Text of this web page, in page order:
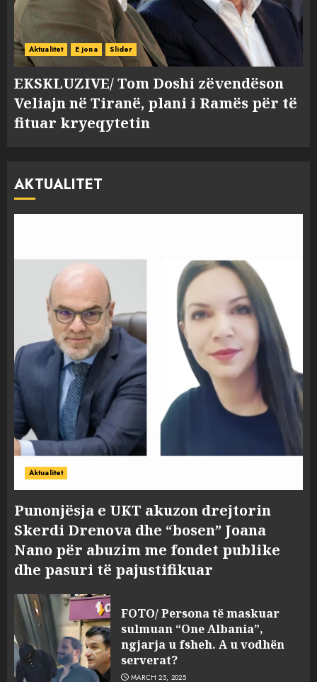
Aktualitet E jona Slider
EKSKLUZIVE/ Tom Doshi zëvendëson
Veliajn në Tiranë, plani i Ramës për të
fituar kryeqytetin
AKTUALITET
Aktualitet
Punonjësja e UKT akuzon drejtorin
Skerdi Drenova dhe “bosen” Joana
Nano për abuzim me fondet publike
dhe pasuri të pajustifikuar
FOTO/ Persona të maskuar
sulmuan “One Albania”,
ngjarja u fsheh. A u vodhën
serverat?
MARCH 25, 2025